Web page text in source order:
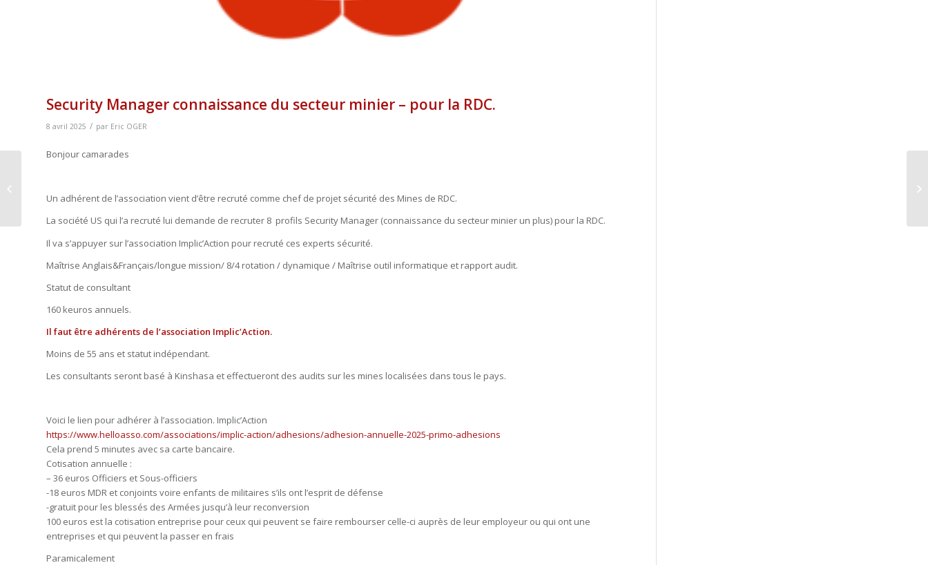
Security Manager connaissance du secteur minier – pour la RDC.
8 avril 2025 / par Eric OGER
Bonjour camarades
Un adhérent de l’association vient d’être recruté comme chef de projet sécurité des Mines de RDC.
La société US qui l’a recruté lui demande de recruter 8 profils Security Manager (connaissance du secteur minier un plus) pour la RDC.
Il va s’appuyer sur l’association Implic’Action pour recruté ces experts sécurité.
Maîtrise Anglais&Français/longue mission/ 8/4 rotation / dynamique / Maîtrise outil informatique et rapport audit.
Statut de consultant
160 keuros annuels.
Il faut être adhérents de l’association Implic’Action.
Moins de 55 ans et statut indépendant.
Les consultants seront basé à Kinshasa et effectueront des audits sur les mines localisées dans tous le pays.
Voici le lien pour adhérer à l’association. Implic’Action
https://www.helloasso.com/associations/implic-action/adhesions/adhesion-annuelle-2025-primo-adhesions
Cela prend 5 minutes avec sa carte bancaire.
Cotisation annuelle :
– 36 euros Officiers et Sous-officiers
-18 euros MDR et conjoints voire enfants de militaires s’ils ont l’esprit de défense
-gratuit pour les blessés des Armées jusqu’à leur reconversion
100 euros est la cotisation entreprise pour ceux qui peuvent se faire rembourser celle-ci auprès de leur employeur ou qui ont une
entreprises et qui peuvent la passer en frais
Paramicalement
profit de la FNEP